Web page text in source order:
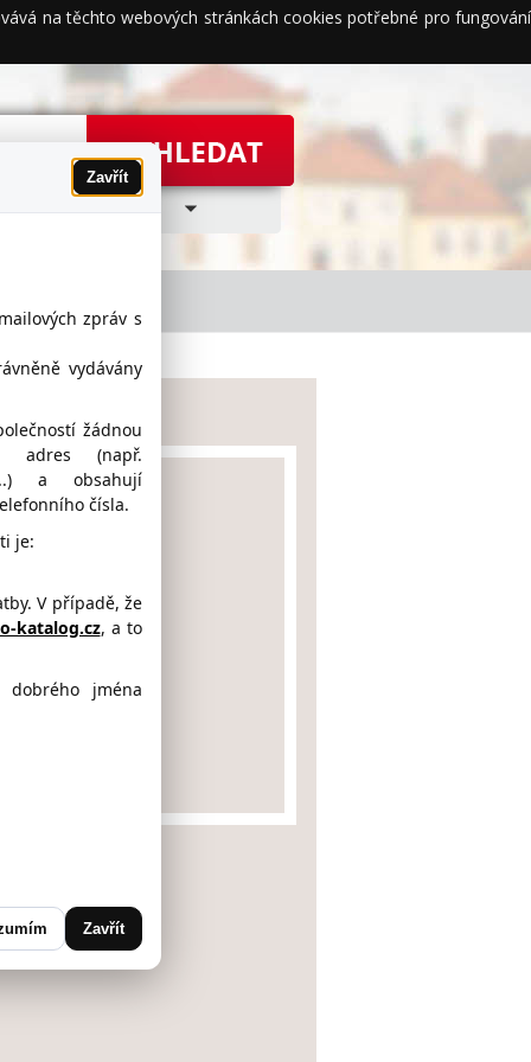
na těchto webových stránkách cookies potřebné pro fungování
maps
Vysočina)
Zavřít
zpráv s
vydávány
žádnou
adres (např.
a obsahují
čísla.
je:
V případě, že
katalog.cz, a to
jména
Zavřít